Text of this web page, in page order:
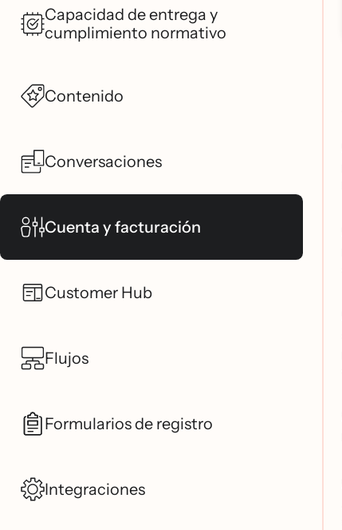
Capacidad de entrega y
cumplimiento normativo
Contenido
Conversaciones
Cuenta y facturación
Customer Hub
Flujos
Formularios de registro
Integraciones